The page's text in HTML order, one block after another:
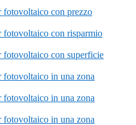
fotovoltaico con prezzo
fotovoltaico con risparmio
fotovoltaico con superficie
fotovoltaico in una zona
fotovoltaico in una zona
fotovoltaico in una zona